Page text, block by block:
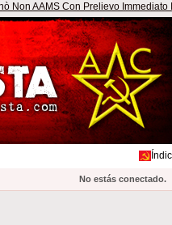
Non AAMS Con Prelievo Immediato
No estás conectado.